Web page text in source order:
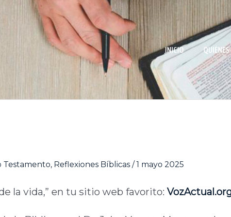
INICIO
Testamento, Reflexiones Bíblicas /1 mayo 2025
la vida,” en tu sitio web favorito: